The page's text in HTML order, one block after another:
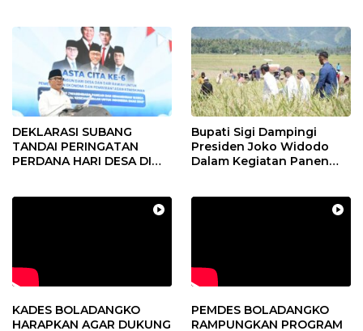
DEKLARASI SUBANG
TANDAI PERINGATAN
PERDANA HARI DESA DI
Bupati Sigi Dampingi
Presiden Joko Widodo
Dalam Kegiatan Panen
KADES BOLADANGKO
HARAPKAN AGAR DUKUNG
PEMDES BOLADANGKO
RAMPUNGKAN PROGRAM